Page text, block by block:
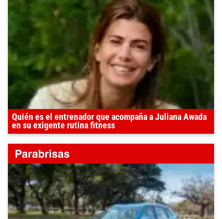
Quién es el entrenador que acompaña a Juliana Awada
en su exigente rutina fitness